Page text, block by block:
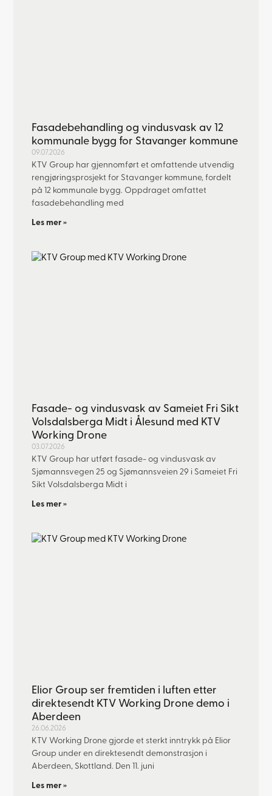
Fasadebehandling og vindusvask av 12
kommunale bygg for Stavanger kommune
09.07.2026
KTV Group har gjennomført et omfattende utvendig
rengjøringsprosjekt for Stavanger kommune, fordelt
på 12 kommunale bygg. Oppdraget omfattet
fasadebehandling med
Les mer »
Fasade- og vindusvask av Sameiet Fri Sikt
Volsdalsberga Midt i Ålesund med KTV
Working Drone
03.07.2026
KTV Group har utført fasade- og vindusvask av
Sjømannsvegen 25 og Sjømannsveien 29 i Sameiet Fri
Sikt Volsdalsberga Midt i
Les mer »
Elior Group ser fremtiden i luften etter
direktesendt KTV Working Drone demo i
Aberdeen
26.06.2026
KTV Working Drone gjorde et sterkt inntrykk på Elior
Group under en direktesendt demonstrasjon i
Aberdeen, Skottland. Den 11. juni
Les mer »